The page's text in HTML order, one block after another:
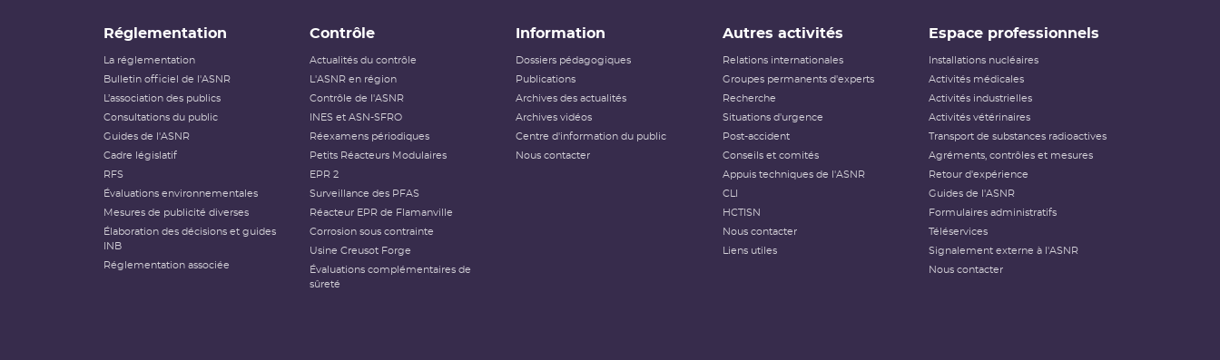
Réglementation
La réglementation
Bulletin officiel de l'ASNR
L’association des publics
Consultations du public
Guides de l'ASNR
Cadre législatif
RFS
Évaluations environnementales
Mesures de publicité diverses
Élaboration des décisions et guides
INB
Réglementation associée
Contrôle
Actualités du contrôle
L'ASNR en région
Contrôle de l'ASNR
INES et ASN-SFRO
Réexamens périodiques
Petits Réacteurs Modulaires
EPR 2
Surveillance des PFAS
Réacteur EPR de Flamanville
Corrosion sous contrainte
Usine Creusot Forge
Évaluations complémentaires de
sûreté
Information
Dossiers pédagogiques
Publications
Archives des actualités
Archives vidéos
Centre d'information du public
Nous contacter
Autres activités
Relations internationales
Groupes permanents d'experts
Recherche
Situations d'urgence
Post-accident
Conseils et comités
Appuis techniques de l'ASNR
CLI
HCTISN
Nous contacter
Liens utiles
Espace professionnels
Installations nucléaires
Activités médicales
Activités industrielles
Activités vétérinaires
Transport de substances radioactives
Agréments, contrôles et mesures
Retour d'expérience
Guides de l'ASNR
Formulaires administratifs
Téléservices
Signalement externe à l'ASNR
Nous contacter